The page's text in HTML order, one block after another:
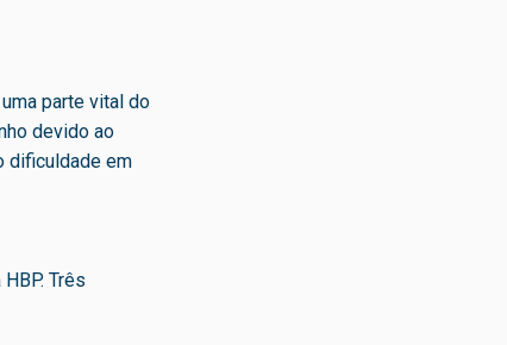
parte vital do
devido ao
dificuldade em
Três